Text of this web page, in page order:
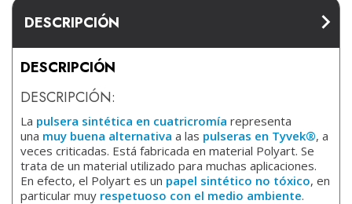
DESCRIPCIÓN
DESCRIPCIÓN
DESCRIPCIÓN:
La pulsera sintética en cuatricromía representa
una muy buena alternativa a las pulseras en Tyvek®, a
veces criticadas. Está fabricada en material Polyart. Se
trata de un material utilizado para muchas aplicaciones.
En efecto, el Polyart es un papel sintético no tóxico, en
particular muy respetuoso con el medio ambiente.